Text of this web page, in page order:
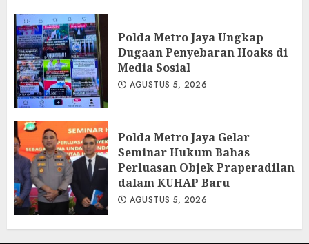
Polda Metro Jaya Ungkap
Dugaan Penyebaran Hoaks di
Media Sosial
AGUSTUS 5, 2026
Polda Metro Jaya Gelar
Seminar Hukum Bahas
Perluasan Objek Praperadilan
dalam KUHAP Baru
AGUSTUS 5, 2026